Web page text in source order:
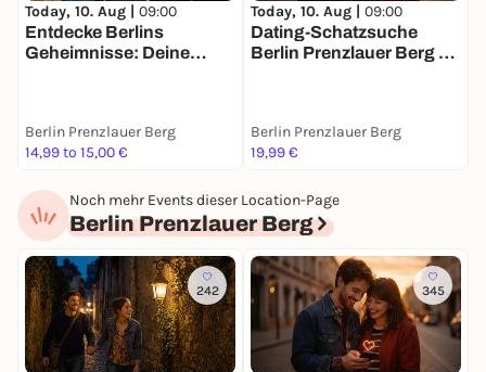
Was muss mitgebracht werden?
Du bringst die Neugier, wir den Rest. Ein geladenes
Erlebnis organisieren wir.
Ticketpreis:
Familienticket für die ganze Familie –
Today, 10. Aug | 09:00
Entdecke Berlins
Geheimnisse: Deine
Berlin Prenzlauer Berg
14,99 to 15,00 €
Today, 10. Aug | 09:00
Dating-Schatzsuche
Berlin Prenzlauer Berg –
Berlin Prenzlauer Berg
19,99 €
Noch mehr Events dieser Location-Page
Berlin Prenzlauer Berg
242 345